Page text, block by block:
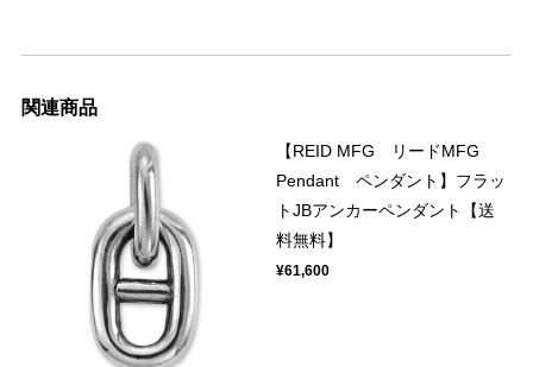
関連商品
【REID MFG リードMFG
Pendant ペンダント】フラッ
トJBアンカーペンダント【送
料無料】
¥61,600